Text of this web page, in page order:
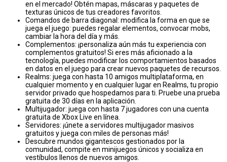
en el mercado! Obtén mapas, máscaras y paquetes de
texturas únicos de tus creadores favoritos.
Comandos de barra diagonal: modifica la forma en que se
juega el juego: puedes regalar elementos, convocar mobs,
cambiar la hora del día y más.
Complementos: ¡personaliza aún más tu experiencia con
complementos gratuitos! Si eres más aficionado a la
tecnología, puedes modificar los comportamientos basados
en datos en el juego para crear nuevos paquetes de recursos.
Realms: juega con hasta 10 amigos multiplataforma, en
cualquier momento y en cualquier lugar en Realms, tu propio
servidor privado que hospedamos para ti. Pruebe una prueba
gratuita de 30 días en la aplicación.
Multijugador: juega con hasta 7 jugadores con una cuenta
gratuita de Xbox Live en línea.
Servidores: ¡únete a servidores multijugador masivos
gratuitos y juega con miles de personas más!
Descubre mundos gigantescos gestionados por la
comunidad, compite en minijuegos únicos y socializa en
vestíbulos llenos de nuevos amigos.